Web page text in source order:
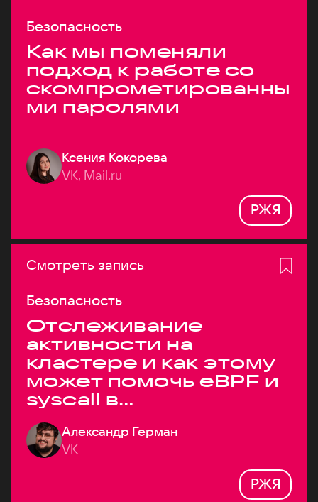
Безопасность
Как мы поменяли
подход к работе со
скомпрометированны
ми паролями
Ксения Кокорева
VK, Mail.ru
РЖЯ
Смотреть запись
Безопасность
Отслеживание
активности на
кластере и как этому
может помочь eBPF и
syscall в
высоконагруженных
системах
Александр Герман
VK
РЖЯ